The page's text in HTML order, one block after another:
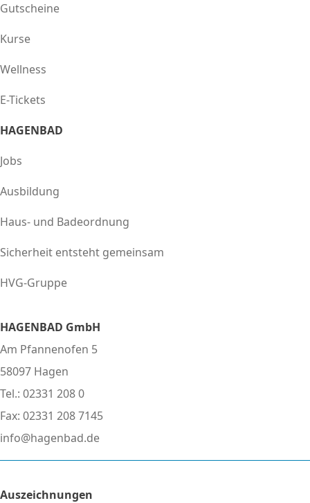
Gutscheine
Kurse
Wellness
E-Tickets
HAGENBAD
Jobs
Ausbildung
Haus- und Badeordnung
Sicherheit entsteht gemeinsam
HVG-Gruppe
HAGENBAD GmbH
Am Pfannenofen 5
58097 Hagen
Tel.: 02331 208 0
Fax: 02331 208 7145
info@hagenbad.de
Auszeichnungen